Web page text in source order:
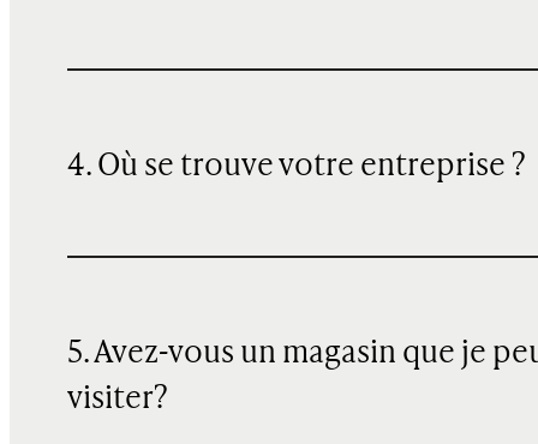
4. Où se trouve votre entreprise ?
5. Avez-vous un magasin que je
visiter?